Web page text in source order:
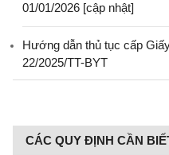
01/01/2026 [cập nhật]
Hướng dẫn thủ tục cấp
22/2025/TT-BYT
CÁC QUY ĐỊNH CẦN